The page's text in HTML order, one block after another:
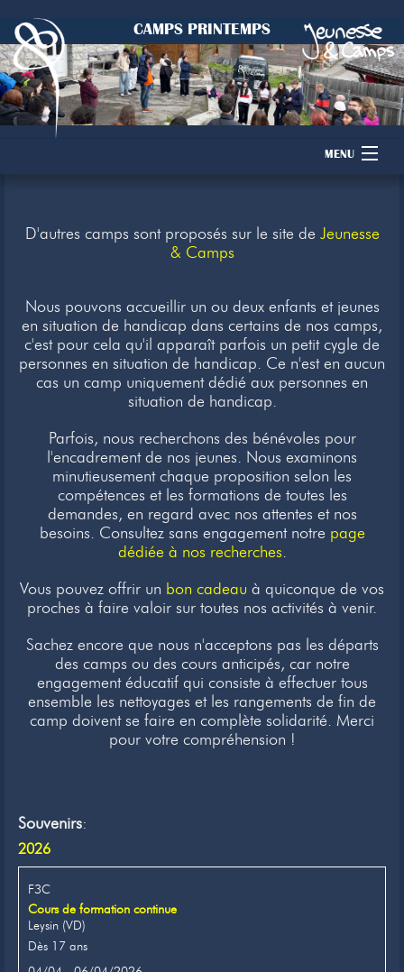
CAMPS PRINTEMPS
MENU
Camps
Membres
Inscription
Liens
Contacts
D'autres camps sont proposés sur le site de Jeunesse
& Camps
Nous pouvons accueillir un ou deux enfants et jeunes
en situation de handicap dans certains de nos camps,
c'est pour cela qu'il apparaît parfois un petit cygle de
personnes en situation de handicap. Ce n'est en aucun
cas un camp uniquement dédié aux personnes en
situation de handicap.
Parfois, nous recherchons des bénévoles pour
l'encadrement de nos jeunes. Nous examinons
minutieusement chaque proposition selon les
compétences et les formations de toutes les
demandes, en regard avec nos attentes et nos
besoins. Consultez sans engagement notre page
dédiée à nos recherches.
Vous pouvez offrir un bon cadeau à quiconque de vos
proches à faire valoir sur toutes nos activités à venir.
Sachez encore que nous n'acceptons pas les départs
des camps ou des cours anticipés, car notre
engagement éducatif qui consiste à effectuer tous
ensemble les nettoyages et les rangements de fin de
camp doivent se faire en complète solidarité. Merci
pour votre compréhension !
Souvenirs:
2026
F3C
Cours de formation continue
Leysin (VD)
Dès 17 ans